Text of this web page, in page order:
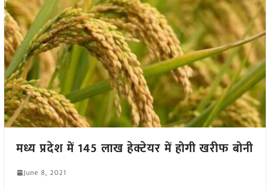
मध्य प्रदेश में 145 लाख हेक्टेयर में होगी खरीफ बोनी
June 8, 2021